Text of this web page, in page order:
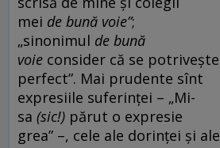
mei de bună voie”;
„sinonimul de bună
voie consider că se potrivește
perfect”. Mai prudente sînt
expresiile suferinței – „Mi-
sa (sic!) părut o expresie
grea” –, cele ale dorinței și ale